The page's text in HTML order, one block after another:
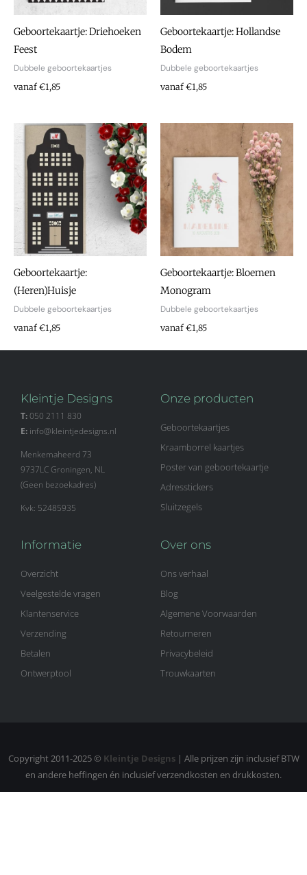
Geboortekaartje: Driehoeken
Feest
Dubbele geboortekaartjes
vanaf €1,85
Geboortekaartje: Hollandse
Bodem
Dubbele geboortekaartjes
vanaf €1,85
Geboortekaartje:
(Heren)Huisje
Dubbele geboortekaartjes
vanaf €1,85
Geboortekaartje: Bloemen
Monogram
Dubbele geboortekaartjes
vanaf €1,85
Kleintje Designs
T:050 2111 830
E: info@kleintjedesigns.nl
Menkemaheerd 73
9737LC Groningen, NL
(Geen bezoekadres)
Kvk: 52485935
Onze producten
Geboortekaartjes
Kraamborrel kaartjes
Poster van geboortekaartje
Adresstickers
Sluitzegels
Informatie
Overzicht
Veelgestelde vragen
Klantenservice
Verzending
Betalen
Ontwerptool
Over ons
Ons verhaal
Blog
Algemene Voorwaarden
Retourneren
Privacybeleid
Trouwkaarten
Copyright 2011-2025 © Kleintje Designs| Alle prijzen zijn inclusief BTW
en andere heffingen én inclusief verzendkosten en drukkosten.